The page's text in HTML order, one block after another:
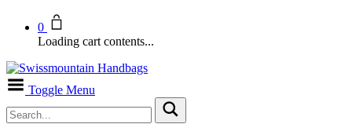
0
Loading cart contents...
Toggle Menu